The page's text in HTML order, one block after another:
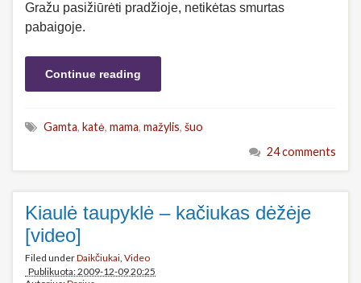
Gražu pasižiūrėti pradžioje, netikėtas smurtas
pabaigoje.
Continue reading
Gamta, katė, mama, mažylis, šuo
24 comments
Kiaulė taupyklė – kačiukas dėžėje
[video]
Filed underDaikčiukai, Video
Publikuota: 2009-12-09 20:25